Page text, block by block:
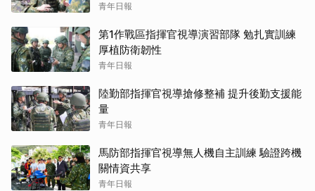
青年日報
第1作戰區指揮官視導演習部隊 勉扎實訓練
厚植防衛韌性
青年日報
陸勤部指揮官視導搶修整補 提升後勤支援能
量
青年日報
馬防部指揮官視導無人機自主訓練 驗證跨機
關情資共享
青年日報